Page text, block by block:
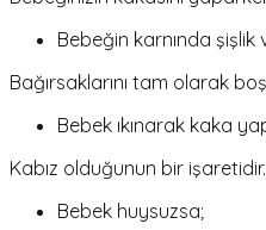
Bebeğin karnında şişlik
Bağırsaklarını tam olarak
Bebek ıkınarak kaka
Kabız olduğunun bir
Bebek huysuzsa;